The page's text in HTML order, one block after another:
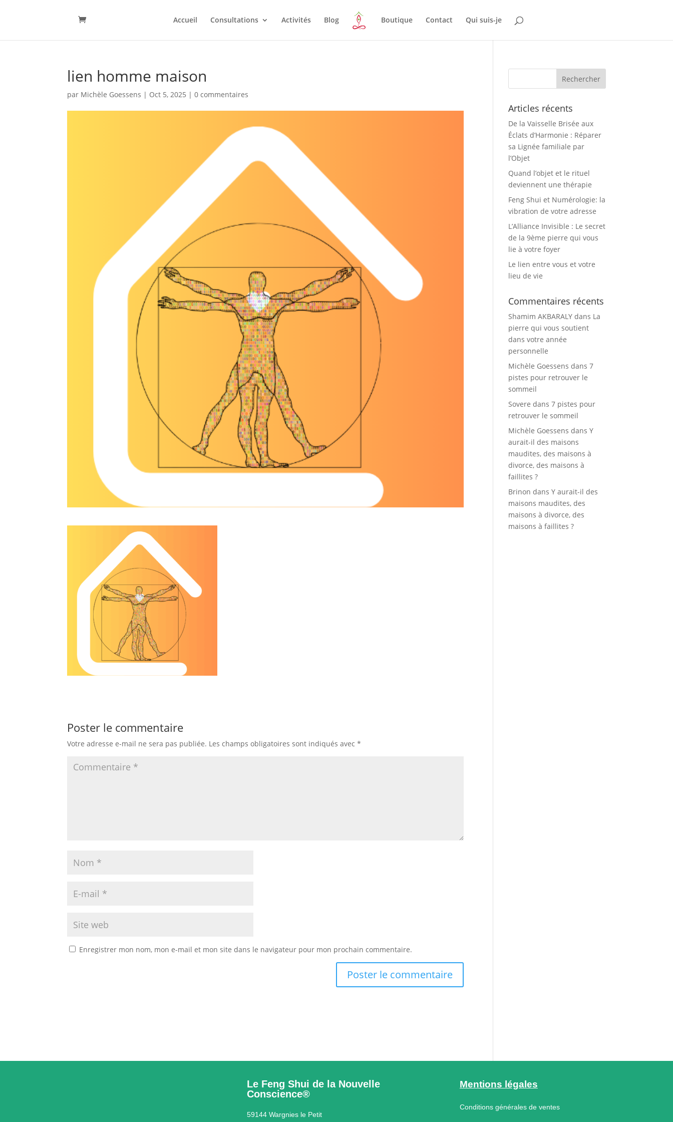
Accueil Consultations Activités Blog Boutique Contact Qui suis-je
lien homme maison
par Michèle Goessens | Oct 5, 2025 |0 commentaires
Poster le commentaire
Votre adresse e-mail ne sera pas publiée. Les champs obligatoires sont indiqués avec*
Enregistrer mon nom, mon e-mail et mon site dans le navigateur pour mon prochain commentaire.
Articles récents
De la Vaisselle Brisée aux
Éclats d’Harmonie : Réparer
sa Lignée familiale par
l’Objet
Quand l’objet et le rituel
deviennent une thérapie
Feng Shui et Numérologie: la
vibration de votre adresse
L’Alliance Invisible : Le secret
de la 9ème pierre qui vous
lie à votre foyer
Le lien entre vous et votre
lieu de vie
Commentaires récents
Shamim AKBARALY dans La
pierre qui vous soutient
dans votre année
personnelle
Michèle Goessens dans7
pistes pour retrouver le
sommeil
Sovere dans7 pistes pour
retrouver le sommeil
Michèle Goessens dansY
aurait-il des maisons
maudites, des maisons à
divorce, des maisons à
faillites ?
Brinon dansY aurait-il des
maisons maudites, des
maisons à divorce, des
maisons à faillites ?
Le Feng Shui de la Nouvelle
Conscience®
59144 Wargnies le Petit
Mentions légales
Conditions générales de ventes